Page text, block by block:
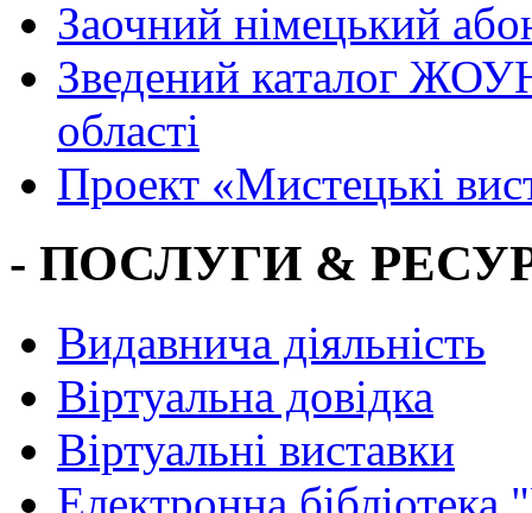
Заочний німецький
Зведений каталог
області
Проект «Мистецькі
- ПОСЛУГИ &
Видавнича діяльність
Віртуальна довідка
Віртуальні виставки
Електронна